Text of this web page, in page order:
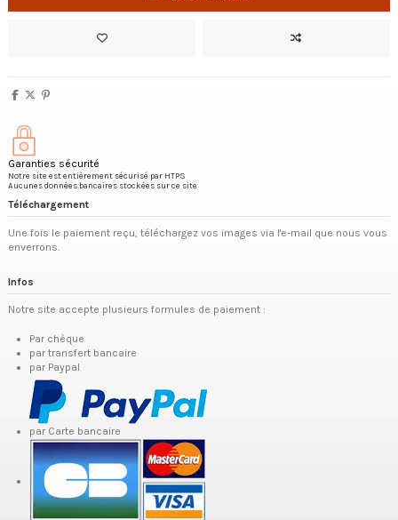
Garanties sécurité
Notre site est entièrement sécurisé par HTPS
Aucunes données bancaires stockées sur ce site
Téléchargement
Une fois le paiement reçu, téléchargez vos images via l'e-mail que nous vous
enverrons.
Infos
Notre site accepte plusieurs formules de paiement :
Par chèque
par transfert bancaire
par Paypal
par Carte bancaire